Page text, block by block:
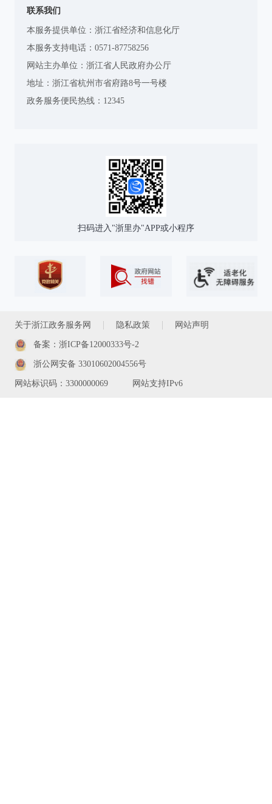
联系我们
本服务提供单位：浙江省经济和信息化厅
本服务支持电话：0571-87758256
网站主办单位：浙江省人民政府办公厅
地址：浙江省杭州市省府路8号一号楼
政务服务便民热线：12345
扫码进入"浙里办"APP或小程序
关于浙江政务服务网 隐私政策 网站声明
备案：浙ICP备12000333号-2
浙公网安备 33010602004556号
网站标识码：3300000069 网站支持IPv6